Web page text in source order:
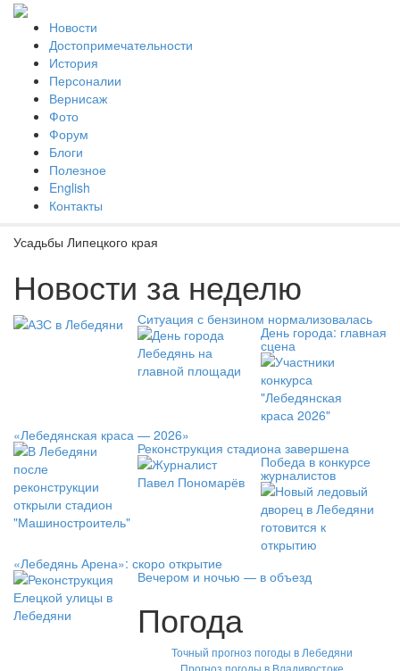
Новости
Достопримечательности
История
Персоналии
Вернисаж
Фото
Форум
Блоги
Полезное
English
Контакты
Усадьбы Липецкого края
Новости за неделю
Ситуация с бензином нормализовалась
День города: главная
сцена
«Лебедянская краса — 2026»
Реконструкция стадиона завершена
Победа в конкурсе
журналистов
«Лебедянь Арена»: скоро открытие
Вечером и ночью — в объезд
Погода
Точный прогноз погоды в Лебедяни